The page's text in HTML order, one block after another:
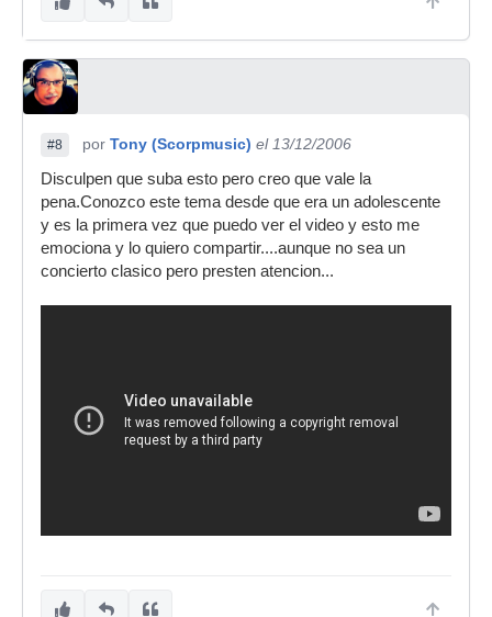
#8 por Tony (Scorpmusic) el 13/12/2006
Disculpen que suba esto pero creo que vale la
pena.Conozco este tema desde que era un adolescente
y es la primera vez que puedo ver el video y esto me
emociona y lo quiero compartir....aunque no sea un
concierto clasico pero presten atencion...